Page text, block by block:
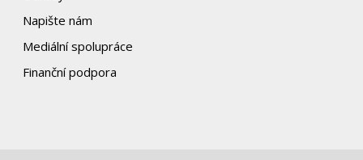
Napište nám
Mediální spolupráce
Finanční podpora